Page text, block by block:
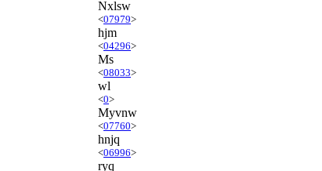
Nxlsw
<07979>
hjm
<04296>
Ms
<08033>
wl
<0>
Myvnw
<07760>
hnjq
<06996>
ryq